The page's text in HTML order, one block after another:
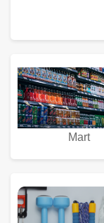
Mart